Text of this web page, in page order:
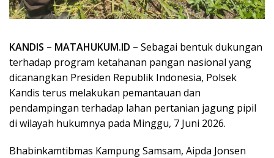
KANDIS – MATAHUKUM.ID – Sebagai bentuk dukungan
terhadap program ketahanan pangan nasional yang
dicanangkan Presiden Republik Indonesia, Polsek
Kandis terus melakukan pemantauan dan
pendampingan terhadap lahan pertanian jagung pipil
di wilayah hukumnya pada Minggu, 7 Juni 2026.
Bhabinkamtibmas Kampung Samsam, Aipda Jonsen